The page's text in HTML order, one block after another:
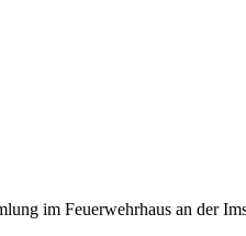
im Feuerwehrhaus an der